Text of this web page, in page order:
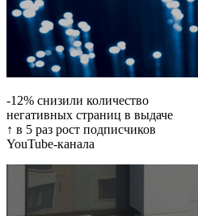
-12% снизили количество
негативных страниц в выдаче
↑ в 5 раз рост подписчиков
YouTube-канала